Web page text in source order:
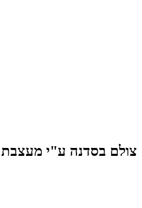
צולם בסדנה ע"י מעצבת